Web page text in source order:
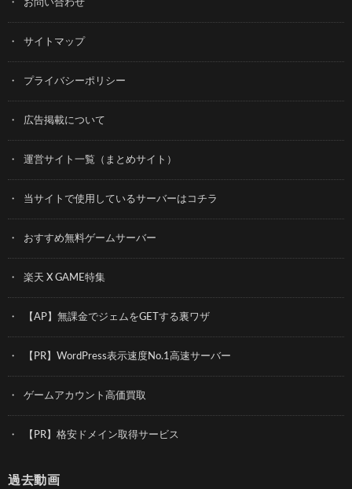
お問い合わせ
サイトマップ
プライバシーポリシー
広告掲載について
運営サイト一覧（まとめサイト）
当サイトで使用しているサーバーはコチラ
おすすめ無料ゲームサーバー
楽天 X GAME特集
【AP】無課金でジェムをGETする裏ワザ
【PR】WordPress表示速度No.1高速サーバー
ゲームアカウント高価買取
【PR】格安ドメイン取得サービス
過去動画